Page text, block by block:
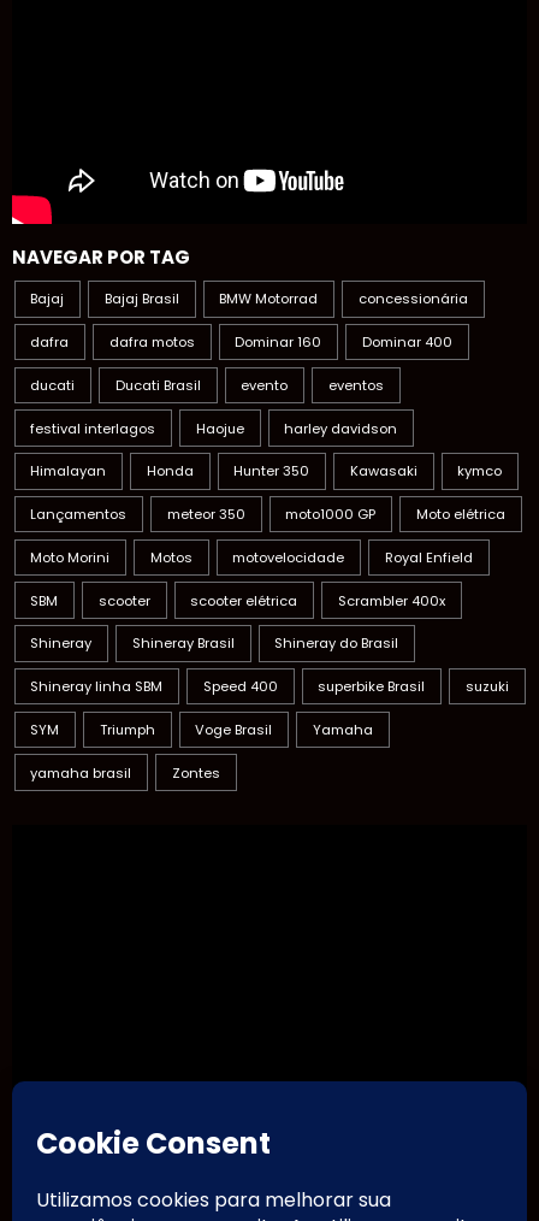
NAVEGAR POR TAG
Bajaj Bajaj Brasil BMW Motorrad concessionária
dafra dafra motos Dominar 160 Dominar 400
ducati Ducati Brasil evento eventos
festival interlagos Haojue harley davidson
Himalayan Honda Hunter 350 Kawasaki kymco
Lançamentos meteor 350 moto1000 GP Moto elétrica
Moto Morini Motos motovelocidade Royal Enfield
SBM scooter scooter elétrica Scrambler 400x
Shineray Shineray Brasil Shineray do Brasil
Shineray linha SBM Speed 400 superbike Brasil suzuki
SYM Triumph Voge Brasil Yamaha
yamaha brasil Zontes